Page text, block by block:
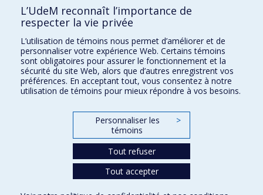
Kinésiologie et des sciences de l’activité physique
Orthophonie et audiologie
Réadaptation
Directions
DPC
CPASS
L’UdeM reconnaît l’importance de
respecter la vie privée
L’utilisation de témoins nous permet d’améliorer et de
personnaliser votre expérience Web. Certains témoins
sont obligatoires pour assurer le fonctionnement et la
sécurité du site Web, alors que d’autres enregistrent vos
préférences. En acceptant tout, vous consentez à notre
utilisation de témoins pour mieux répondre à vos besoins.
Personnaliser les
témoins
>
Tout refuser
Tout accepter